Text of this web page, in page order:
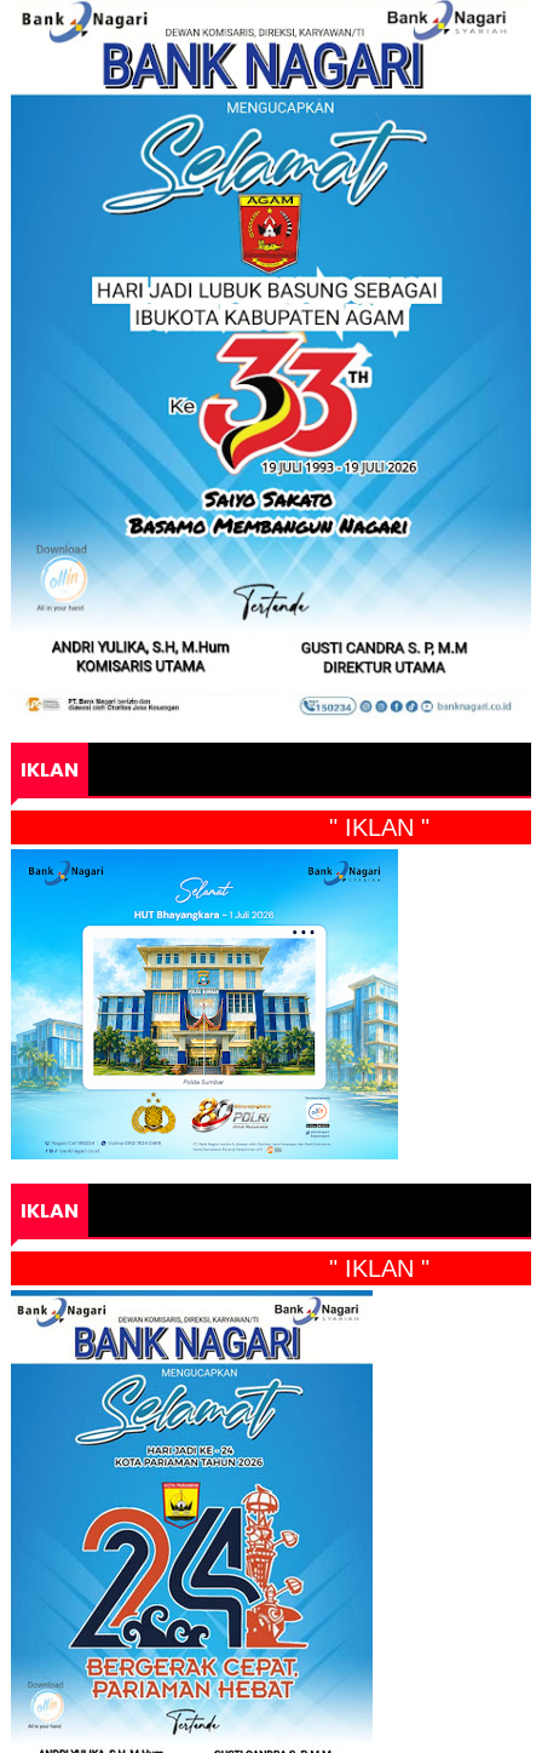
IKLAN
" IKLAN "
IKLAN
" IKLAN "